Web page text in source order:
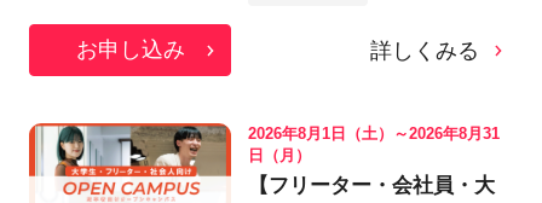
お申し込み 詳しくみる
2026年8月1日（土）～2026年8月31
日（月）
【フリーター・会社員・大